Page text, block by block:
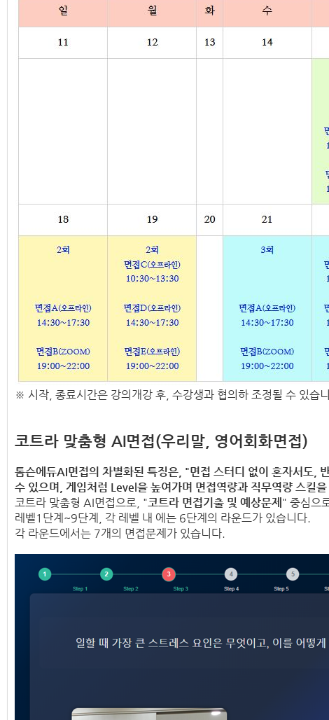
※ 시작, 종료시간은 강의개강 후, 수강생과 협의하 조정될 수 있습
​코트라 맞춤형 AI면접(우리말, 영어회화면접)
톰슨에듀AI면접의 차별화된 특징은, "면접 스터디 없이 혼자서도,
수 있으며, 게임처럼 Level을 높여가며 면접역량과 직무역량 스킬
코트라 맞춤형 AI면접으로, "코트라 면접기출 및 예상문제 " 중심으
레벨1단계~9단계, 각 레벨 내 에는 6단계의 라운드가 있습니다.
각 라운드에서는 7개의 면접문제가 있습니다.